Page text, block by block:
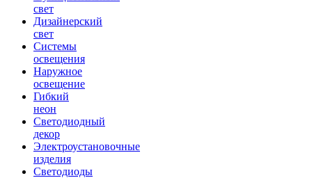
свет
Дизайнерский
свет
Системы
освещения
Наружное
освещение
Гибкий
неон
Светодиодный
декор
Электроустановочные
изделия
Светодиоды